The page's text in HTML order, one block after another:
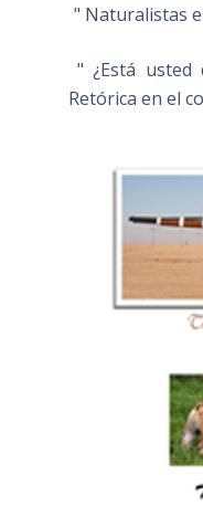
" Naturalistas
" ¿Está usted
Retórica en el